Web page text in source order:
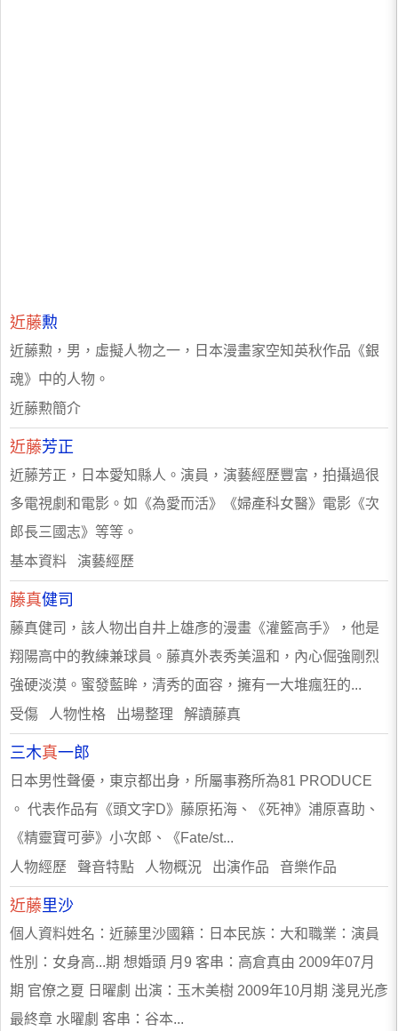
近藤勲
近藤勲，男，虛擬人物之一，日本漫畫家空知英秋作品《銀
魂》中的人物。
近藤勲簡介
近藤芳正
近藤芳正，日本愛知縣人。演員，演藝經歷豐富，拍攝過很
多電視劇和電影。如《為愛而活》《婦產科女醫》電影《次
郎長三國志》等等。
基本資料 演藝經歷
藤真健司
藤真健司，該人物出自井上雄彥的漫畫《灌籃高手》，他是
翔陽高中的教練兼球員。藤真外表秀美溫和，內心倔強剛烈
強硬淡漠。蜜發藍眸，清秀的面容，擁有一大堆瘋狂的...
受傷 人物性格 出場整理 解讀藤真
三木真一郎
日本男性聲優，東京都出身，所屬事務所為81 PRODUCE
。 代表作品有《頭文字D》藤原拓海、《死神》浦原喜助、
《精靈寶可夢》小次郎、《Fate/st...
人物經歷 聲音特點 人物概況 出演作品 音樂作品
近藤里沙
個人資料姓名：近藤里沙國籍：日本民族：大和職業：演員
性別：女身高...期 想婚頭 月9 客串：高倉真由 2009年07月
期 官僚之夏 日曜劇 出演：玉木美樹 2009年10月期 淺見光彥
最終章 水曜劇 客串：谷本...